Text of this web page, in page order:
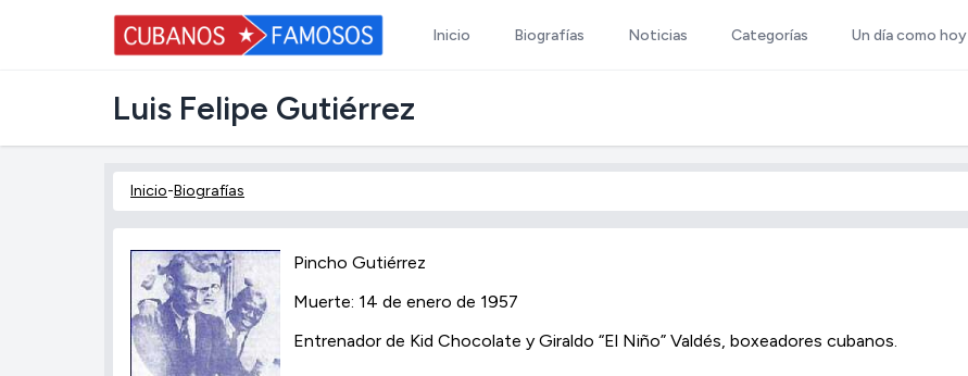
Inicio Biografías Noticias Categorías Un día como hoy
Luis Felipe Gutiérrez
Inicio-Biografías
Pincho Gutiérrez
Muerte: 14 de enero de 1957
Entrenador de Kid Chocolate y Giraldo “El Niño” Valdés, boxeadores cubanos.